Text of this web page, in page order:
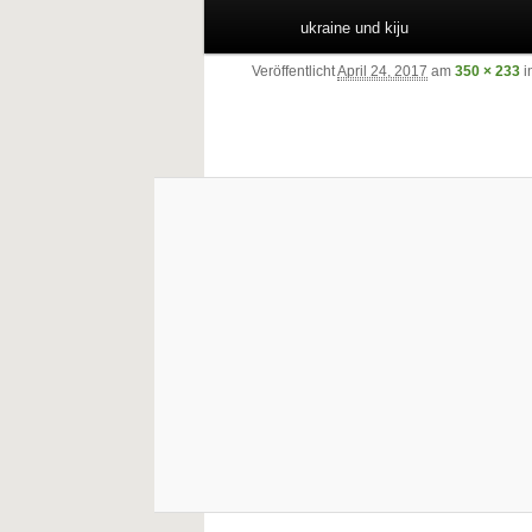
ukraine und kiju
VeröffentlichtApril 24, 2017 am 350 × 233